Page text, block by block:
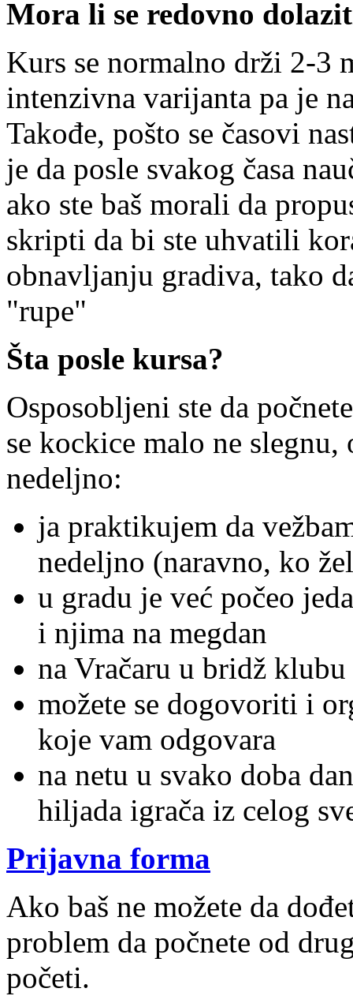
Mora li se redovno
Kurs se normalno drži 2-3
intenzivna varijanta pa je
Takođe, pošto se časovi
je da posle svakog časa
ako ste baš morali da
skripti da bi ste uhvatili
obnavljanju gradiva, tako
"rupe"
Šta posle kursa?
Osposobljeni ste da
se kockice malo ne
nedeljno:
ja praktikujem da
nedeljno (naravno, ko
u gradu je već počeo
i njima na megdan
na Vračaru u bridž
možete se dogovoriti i
koje vam odgovara
na netu u svako doba
hiljada igrača iz celog
Prijavna forma
Ako baš ne možete da
problem da počnete od
početi.